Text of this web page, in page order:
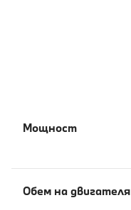
Мощност
Обем на двигателя